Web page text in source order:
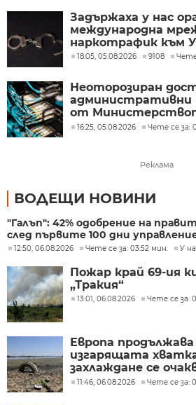
Задържаха у нас
международна
наркотрафик към
18:05, 05.08.2026 9108 Чете
Неоторозиран
административни
от
иновациите
16:25, 05.08.2026 Чете се за:
Реклама
ВОДЕЩИ НОВИНИ
"Галъп": 42% одобрение на
след първите 100 дни
12:50, 06.08.2026 Чете се за: 03:52 мин. У
Пожар край 69-ия
„Тракия“
13:01, 06.08.2026 Чете се за:
Европа продължава
изгарящата
захлаждане се
седмицата
11:46, 06.08.2026 Чете се за: